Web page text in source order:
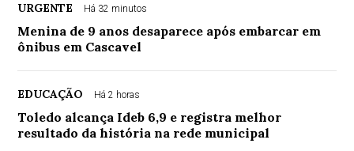
URGENTE Há 32 minutos
Menina de 9 anos desaparece após embarcar em
ônibus em Cascavel
EDUCAÇÃO Há 2 horas
Toledo alcança Ideb 6,9 e registra melhor
resultado da história na rede municipal